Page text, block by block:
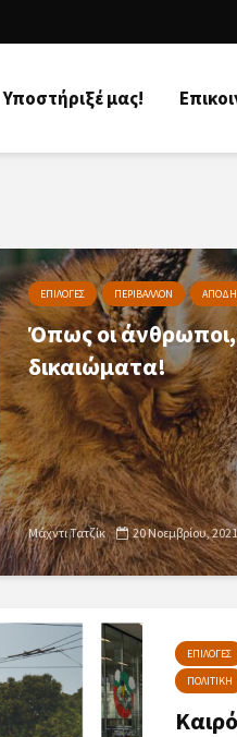
Υποστήριξέ μας!
ΕΠΙΛΟΓΕΣ ΠΕΡΙΒΑΛΛΟΝ
Όπως οι
δικαιώματα!
Μάχντι Τατζίκ 20 Νοεμβρίου, 2021
ΕΠΙΛΟΓΕΣ
ΠΟΛΙΤΙΚΗ